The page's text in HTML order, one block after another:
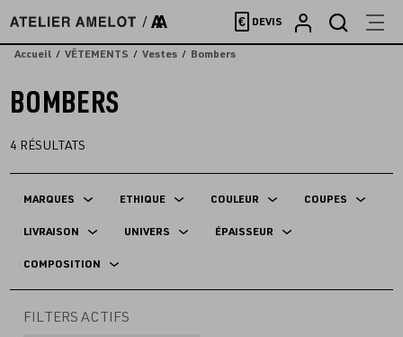
directement
au
€ DEVIS
Accueil VÊTEMENTS Vestes Bombers
BOMBERS
4 RÉSULTATS
MARQUES ETHIQUE COULEUR COUPES
LIVRAISON UNIVERS ÉPAISSEUR
COMPOSITION
FILTERS ACTIFS